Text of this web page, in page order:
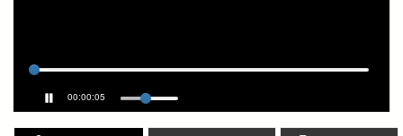
00:00:05